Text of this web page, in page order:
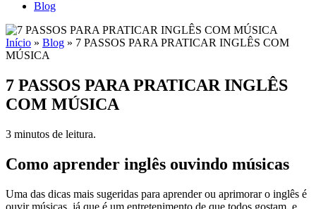
Blog
Início » Blog » 7 PASSOS PARA PRATICAR INGLÊS COM
MÚSICA
7 PASSOS PARA PRATICAR INGLÊS
COM MÚSICA
3 minutos de leitura.
Como aprender inglês ouvindo músicas
Uma das dicas mais sugeridas para aprender ou aprimorar o inglês é
ouvir músicas, já que é um entretenimento de que todos gostam, e